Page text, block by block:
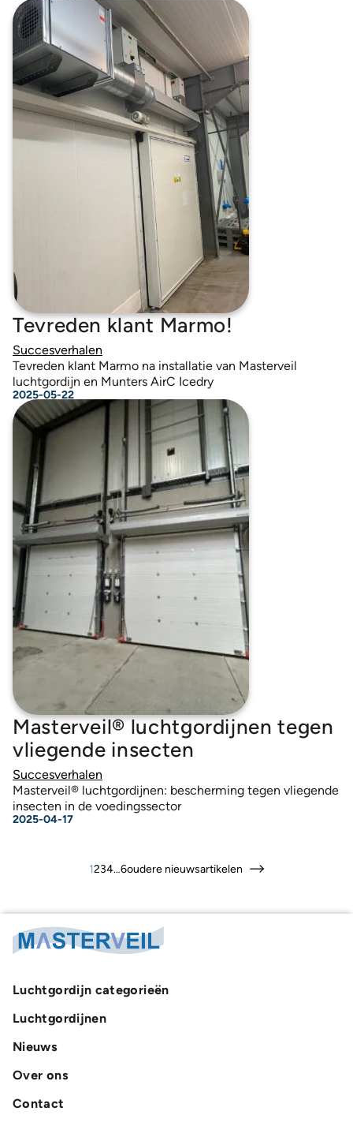
Tevreden klant Marmo!
Succesverhalen
Tevreden klant Marmo na installatie van Masterveil
luchtgordijn en Munters AirC Icedry
2025-05-22
Masterveil® luchtgordijnen tegen
vliegende insecten
Succesverhalen
Masterveil® luchtgordijnen: bescherming tegen vliegende
insecten in de voedingssector
2025-04-17
1234…6oudere nieuwsartikelen
Luchtgordijn categorieën
Luchtgordijnen
Nieuws
Over ons
Contact